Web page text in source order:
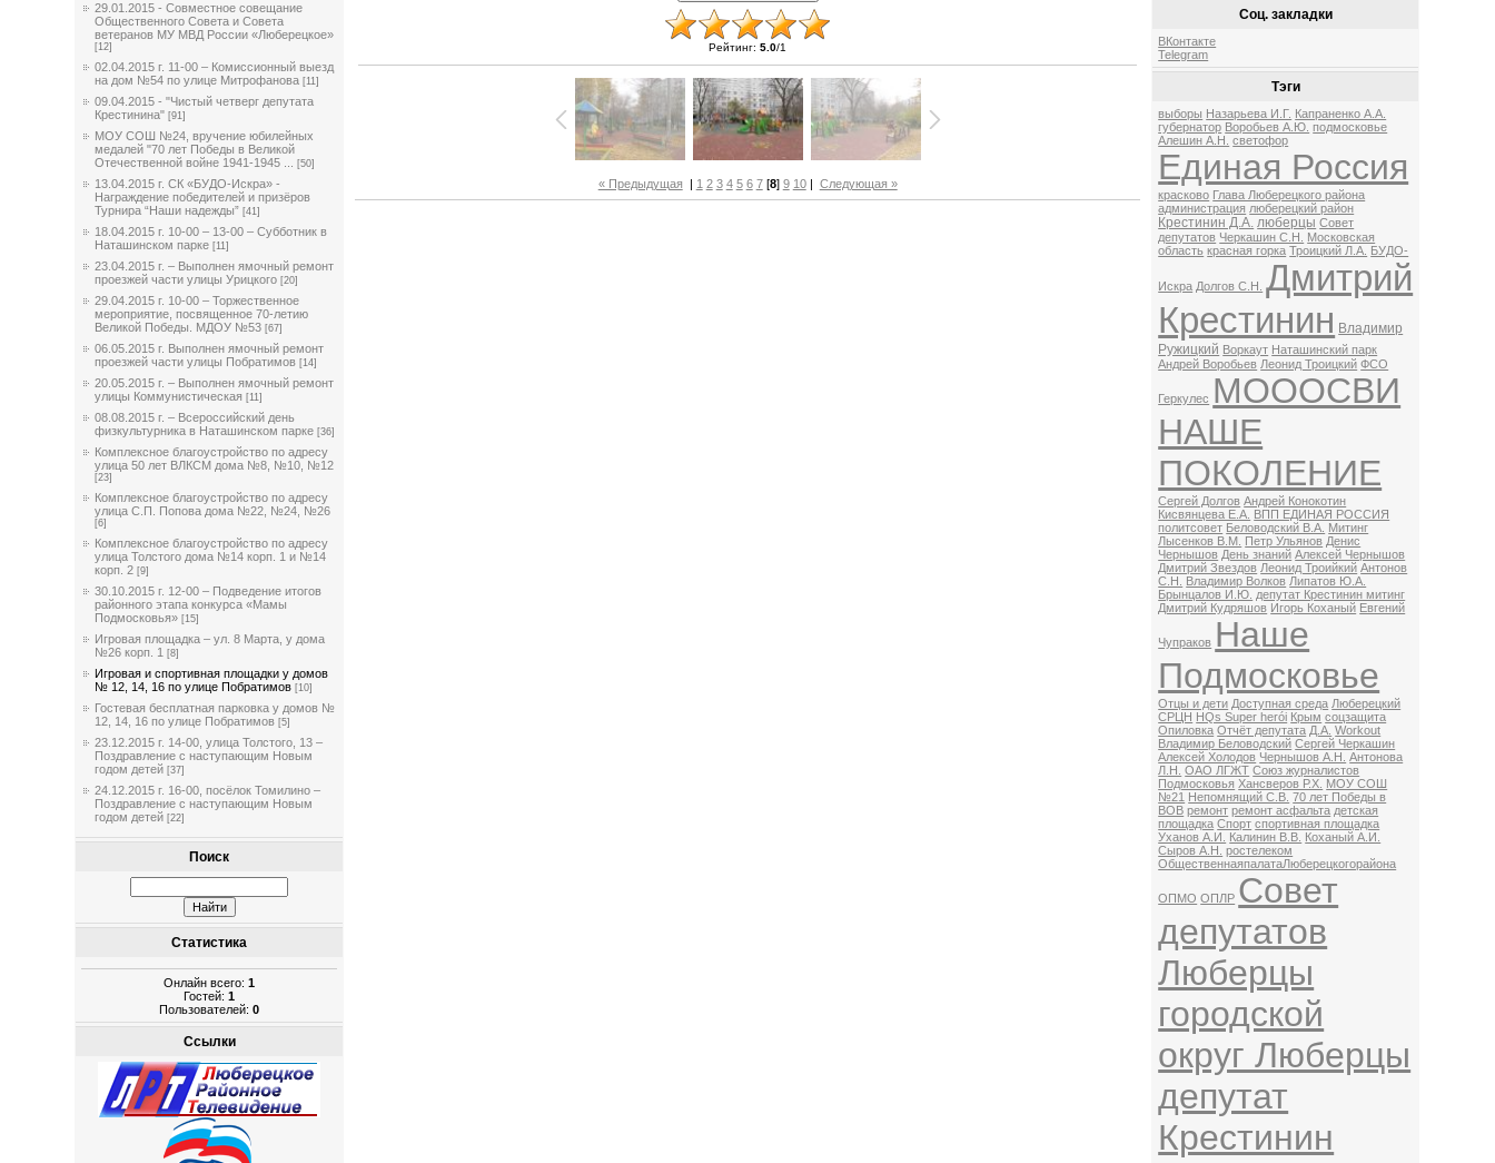
29.01.2015 - Совместное совещание
Общественного Совета и Совета
ветеранов МУ МВД России «Люберецкое»
[12]
02.04.2015 г. 11-00 – Комиссионный выезд
на дом №54 по улице Митрофанова [11]
09.04.2015 - "Чистый четверг депутата
Крестинина" [91]
МОУ СОШ №24, вручение юбилейных
медалей "70 лет Победы в Великой
Отечественной войне 1941-1945 ...
[50]
13.04.2015 г. СК «БУДО-Искра» -
Награждение победителей и призёров
Турнира “Наши надежды” [41]
18.04.2015 г. 10-00 – 13-00 – Субботник в
Наташинском парке [11]
23.04.2015 г. – Выполнен ямочный ремонт
проезжей части улицы Урицкого [20]
29.04.2015 г. 10-00 – Торжественное
мероприятие, посвященное 70-летию
Великой Победы. МДОУ №53 [67]
06.05.2015 г. Выполнен ямочный ремонт
проезжей части улицы Побратимов [14]
20.05.2015 г. – Выполнен ямочный ремонт
улицы Коммунистическая [11]
08.08.2015 г. – Всероссийский день
физкультурника в Наташинском парке [36]
Комплексное благоустройство по адресу
улица 50 лет ВЛКСМ дома №8, №10, №12
[23]
Комплексное благоустройство по адресу
улица С.П. Попова дома №22, №24, №26
[6]
Комплексное благоустройство по адресу
улица Толстого дома №14 корп. 1 и №14
корп. 2 [9]
30.10.2015 г. 12-00 – Подведение итогов
районного этапа конкурса «Мамы
Подмосковья» [15]
Игровая площадка – ул. 8 Марта, у дома
№26 корп. 1 [8]
Игровая и спортивная площадки у домов
№ 12, 14, 16 по улице Побратимов [10]
Гостевая бесплатная парковка у домов №
12, 14, 16 по улице Побратимов [5]
23.12.2015 г. 14-00, улица Толстого, 13 –
Поздравление с наступающим Новым
годом детей [37]
24.12.2015 г. 16-00, посёлок Томилино –
Поздравление с наступающим Новым
годом детей [22]
Поиск
Статистика
Онлайн всего:1
Гостей:1
Пользователей:0
Ссылки
Рейтинг: 5.0/1
« Предыдущая | 1 2 3 4 5 6 7[8] 9 10| Следующая »
Соц. закладки
ВКонтакте
Telegram
Тэги
выборы Назарьева И.Г. Капраненко А.А.
губернатор Воробьев А.Ю. подмосковье
Алешин А.Н.
светофор
Единая Россия
красково Глава Люберецкого района
администрация люберецкий район
Крестинин Д.А. люберцы Совет
депутатов Черкашин С.Н.
Московская
область красная горка Троицкий Л.А. БУДО-
Искра Долгов С.Н.
Дмитрий
Крестинин Владимир
Ружицкий Воркаут Наташинский парк
Андрей Воробьев Леонид Троицкий ФСО
Геркулес МОООСВИ
НАШЕ
ПОКОЛЕНИЕ
Сергей Долгов Андрей Конокотин
Кисвянцева Е.А. ВПП ЕДИНАЯ РОССИЯ
политсовет Беловодский В.А. Митинг
Лысенков В.М. Петр Ульянов Денис
Чернышов День знаний Алексей Чернышов
Дмитрий Звездов Леонид Троийкий Антонов
С.Н.
Владимир Волков Липатов Ю.А.
Брынцалов И.Ю. депутат Крестинин митинг
Дмитрий Кудряшов Игорь Коханый Евгений
Чупраков Наше
Подмосковье
Отцы и дети Доступная среда Люберецкий
СРЦН HQs Super herói Крым соцзащита
Опиловка Отчёт депутата Д.А. Workout
Владимир Беловодский Сергей Черкашин
Алексей Холодов Чернышов А.Н.
Антонова
Л.Н.
ОАО ЛГЖТ Союз журналистов
Подмосковья Хансверов Р.Х. МОУ СОШ
№21 Непомнящий С.В. 70 лет Победы в
ВОВ ремонт ремонт асфальта детская
площадка Спорт спортивная площадка
Уханов А.И.
Калинин В.В. Коханый А.И.
Сыров А.Н.
ростелеком
ОбщественнаяпалатаЛюберецкогорайона
ОПМО ОПЛР Совет
депутатов
Люберцы
городской
округ Люберцы
депутат
Крестинин